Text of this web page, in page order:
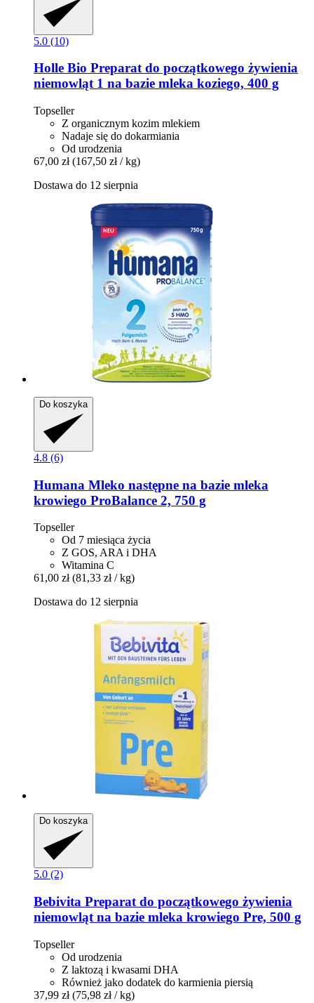
5.0 (10)
Holle Bio Preparat do początkowego żywienia
niemowląt 1 na bazie mleka koziego, 400 g
Topseller
Z organicznym kozim mlekiem
Nadaje się do dokarmiania
Od urodzenia
67,00 zł (167,50 zł / kg)
Dostawa do 12 sierpnia
Do koszyka
4.8 (6)
Humana Mleko następne na bazie mleka
krowiego ProBalance 2, 750 g
Topseller
Od 7 miesiąca życia
Z GOS, ARA i DHA
Witamina C
61,00 zł (81,33 zł / kg)
Dostawa do 12 sierpnia
Do koszyka
5.0 (2)
Bebivita Preparat do początkowego żywienia
niemowląt na bazie mleka krowiego Pre, 500 g
Topseller
Od urodzenia
Z laktozą i kwasami DHA
Również jako dodatek do karmienia piersią
37,99 zł (75,98 zł / kg)